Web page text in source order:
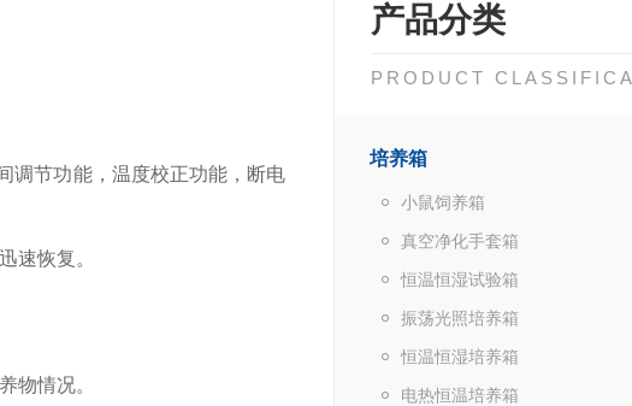
产品分类
PRODUCT
培养箱
小鼠饲养箱
真空净化手套箱
恒温恒湿试验箱
振荡光照培养箱
恒温恒湿培养箱
电热恒温培养箱
调节功能，温度校正功能，断电
速恢复。
物情况。